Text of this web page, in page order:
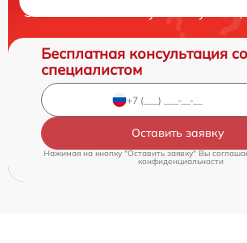
Закажите бесплатную
Бесплатная консультация со
специалистом
Оставить заявку
Нажимая на кнопку "Оставить заявку" Вы
конфиденциальности